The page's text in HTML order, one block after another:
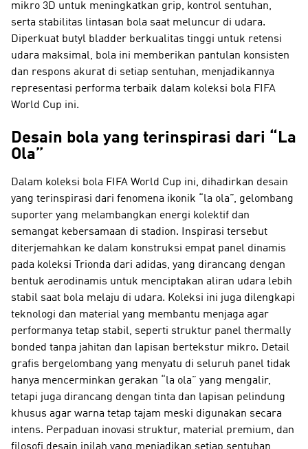
mikro 3D untuk meningkatkan grip, kontrol sentuhan,
serta stabilitas lintasan bola saat meluncur di udara.
Diperkuat butyl bladder berkualitas tinggi untuk retensi
udara maksimal, bola ini memberikan pantulan konsisten
dan respons akurat di setiap sentuhan, menjadikannya
representasi performa terbaik dalam koleksi bola FIFA
World Cup ini.
Desain bola yang terinspirasi dari “La
Ola”
Dalam koleksi bola FIFA World Cup ini, dihadirkan desain
yang terinspirasi dari fenomena ikonik “la ola”, gelombang
suporter yang melambangkan energi kolektif dan
semangat kebersamaan di stadion. Inspirasi tersebut
diterjemahkan ke dalam konstruksi empat panel dinamis
pada koleksi Trionda dari adidas, yang dirancang dengan
bentuk aerodinamis untuk menciptakan aliran udara lebih
stabil saat bola melaju di udara. Koleksi ini juga dilengkapi
teknologi dan material yang membantu menjaga agar
performanya tetap stabil, seperti struktur panel thermally
bonded tanpa jahitan dan lapisan bertekstur mikro. Detail
grafis bergelombang yang menyatu di seluruh panel tidak
hanya mencerminkan gerakan “la ola” yang mengalir,
tetapi juga dirancang dengan tinta dan lapisan pelindung
khusus agar warna tetap tajam meski digunakan secara
intens. Perpaduan inovasi struktur, material premium, dan